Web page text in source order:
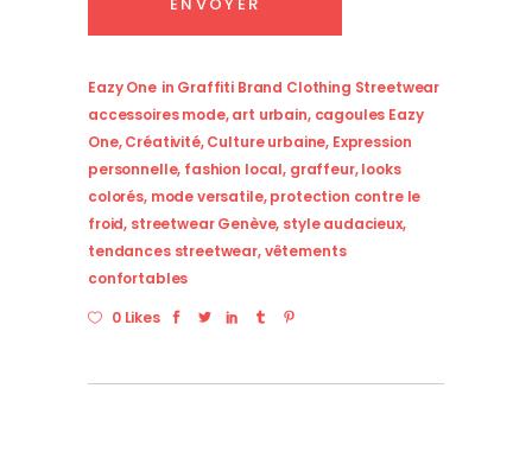
Eazy One in Graffiti Brand Clothing Streetwear
accessoires mode,art urbain, cagoules Eazy
One,Créativité,Culture urbaine, Expression
personnelle, fashion local, graffeur,looks
colorés, mode versatile,protection contre le
froid, streetwear Genève, style audacieux,
tendances streetwear,vêtements
confortables
0 Likes